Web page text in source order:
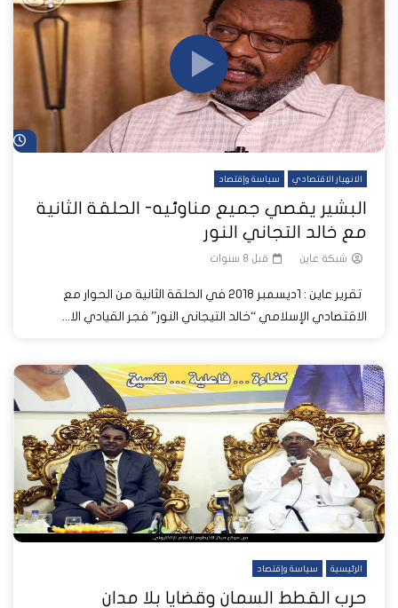
الانهيار الاقتصادي سياسة وإقتصاد
البشير يقصي جميع مناوئيه- الحلقة الثانية
مع خالد التجاني النور
شبكة عاين قبل 8 سنوات
تقرير عاين : 1ديسمبر 2018 في الحلقة الثانية من الحوار مع
الاقتصادي الإسلامي “خالد التيجاني النور” فجر القيادي الا...
الرئيسية سياسة وإقتصاد
حرب القطط السمان وقضايا بلا مدان